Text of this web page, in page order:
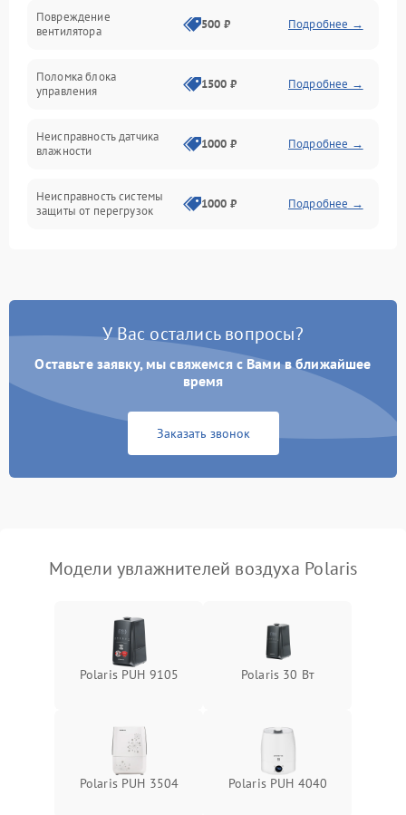
Датчики
Повреждение
вентилятора
500 ₽ Подробнее →
Поломка блока
управления
1500 ₽ Подробнее →
Неисправность датчика
влажности
1000 ₽ Подробнее →
Неисправность системы
защиты от перегрузок
1000 ₽ Подробнее →
Поломка системы защиты
от короткого замыкания
1000 ₽ Подробнее →
защиты от перегрева
Подробнее →
Повреждение системы
перенапряжения
Не отключается Подробнее →
У Вас остались вопросы?
Оставьте заявку, мы свяжемся с Вами в ближайшее
время
Заказать звонок
Модели увлажнителей воздуха Polaris
Polaris PUH 9105 Polaris 30 Вт
Polaris PUH 3504 Polaris PUH 4040